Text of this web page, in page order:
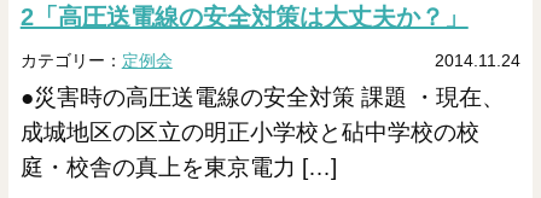
2「高圧送電線の安全対策は大丈夫か？」
カテゴリー： 定例会 2014.11.24
●災害時の高圧送電線の安全対策 課題 ・現在、
成城地区の区立の明正小学校と砧中学校の校
庭・校舎の真上を東京電力 […]